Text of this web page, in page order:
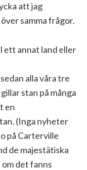
att jag
samma frågor.
ett annat land eller
alla våra tre
stan på många
en
(Inga nyheter
på Carterville
de majestätiska
det fanns